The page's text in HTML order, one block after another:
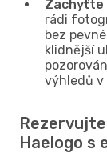
Zachyťte
rádi
bez
klidnější
výhledů v
Haelogo s